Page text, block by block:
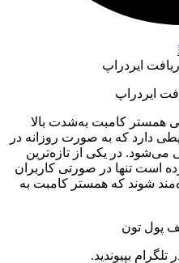
ایردراپ
همستر کامبت به‌شدت بالا
دارد که به صورت روزانه در
می‌شود. در یکی از تازه‌ترین
است تنها در صورتی کاربران
شوند که همستر کامبت به
پول تون